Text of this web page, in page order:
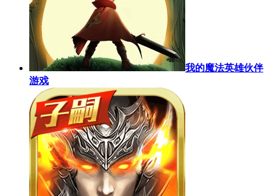
我的魔法英雄伙伴
游戏